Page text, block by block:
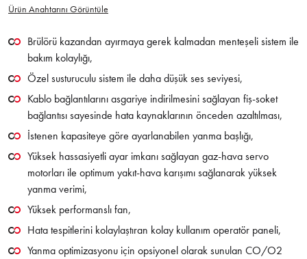
Ürün Anahtarını Görüntüle
Brülörü kazandan ayırmaya gerek kalmadan menteşeli sistem ile
bakım kolaylığı,
Özel susturuculu sistem ile daha düşük ses seviyesi,
Kablo bağlantılarını asgariye indirilmesini sağlayan fiş-soket
bağlantısı sayesinde hata kaynaklarının önceden azaltılması,
İstenen kapasiteye göre ayarlanabilen yanma başlığı,
Yüksek hassasiyetli ayar imkanı sağlayan gaz-hava servo
motorları ile optimum yakıt-hava karışımı sağlanarak yüksek
yanma verimi,
Yüksek performanslı fan,
Hata tespitlerini kolaylaştıran kolay kullanım operatör paneli,
Yanma optimizasyonu için opsiyonel olarak sunulan CO/O2